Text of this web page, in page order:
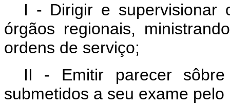
I - Dirigir e supervisionar
órgãos regionais,
ordens de serviço;
II - Emitir parecer sôbre
submetidos a seu exame